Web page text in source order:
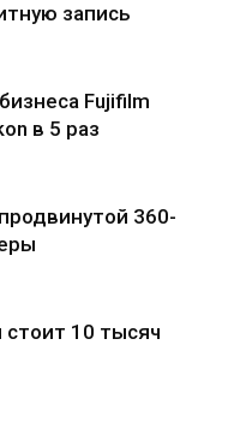
запись
Fujifilm
в 5 раз
360-
10 тысяч